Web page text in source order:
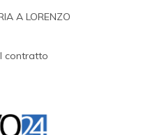
A LORENZO
contratto